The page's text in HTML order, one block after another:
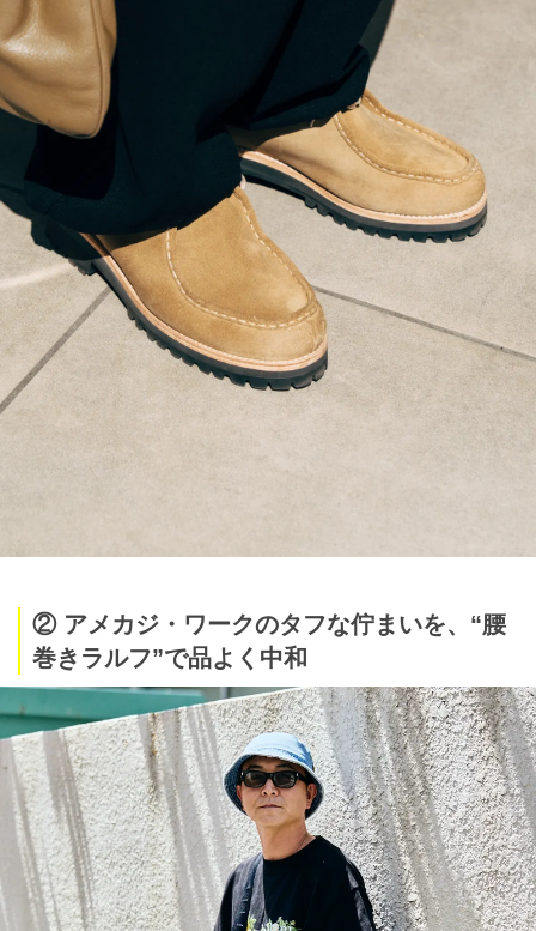
② アメカジ・ワークのタフな佇まいを、“腰
巻きラルフ”で品よく中和